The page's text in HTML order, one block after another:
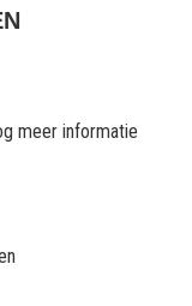
meer informatie